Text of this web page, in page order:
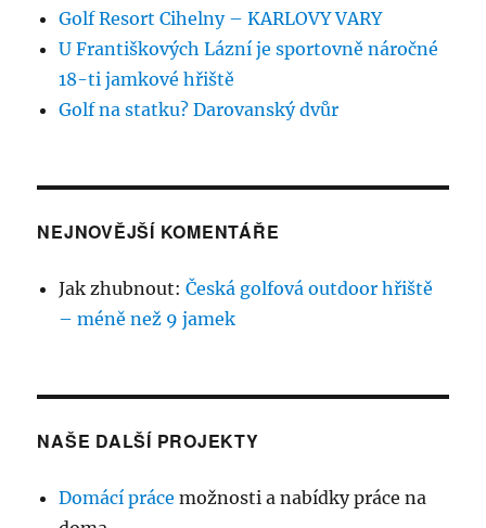
Golf Resort Cihelny – KARLOVY VARY
U Františkových Lázní je sportovně náročné
18-ti jamkové hřiště
Golf na statku? Darovanský dvůr
NEJNOVĚJŠÍ KOMENTÁŘE
Jak zhubnout:Česká golfová outdoor hřiště
– méně než 9 jamek
NAŠE DALŠÍ PROJEKTY
Domácí práce možnosti a nabídky práce na